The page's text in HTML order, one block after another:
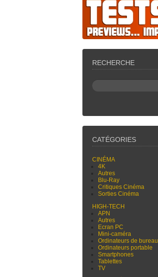
RECHERCHE
CATÉGORIES
CINÉMA
4K
Autres
Blu-Ray
Critiques Cinéma
Sorties Cinéma
HIGH-TECH
APN
Autres
Ecran PC
Mini-caméra
Ordinateurs de bureau
Ordinateurs portable
Smartphones
Tablettes
TV